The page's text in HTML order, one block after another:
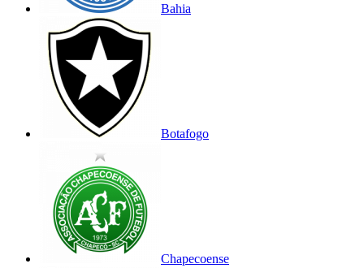
Bahia
Botafogo
Chapecoense